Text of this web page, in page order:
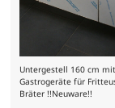
Untergestell 160 cm
Gastrogeräte für
Bräter !!Neuware!!